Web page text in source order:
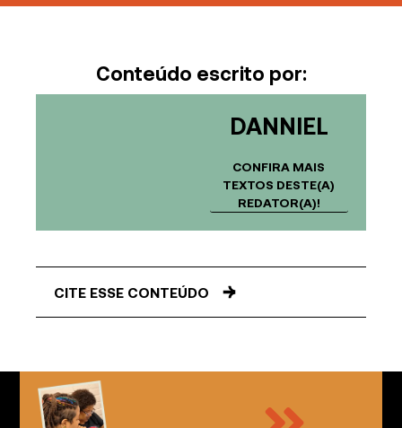
Conteúdo escrito por:
DANNIEL
CONFIRA MAIS
TEXTOS DESTE(A)
REDATOR(A)!
CITE ESSE CONTEÚDO